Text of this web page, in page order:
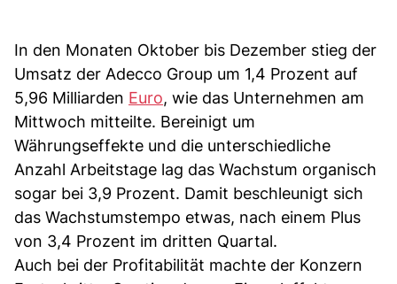
In den Monaten Oktober bis Dezember stieg der
Umsatz der Adecco Group um 1,4 Prozent auf
5,96 Milliarden Euro, wie das Unternehmen am
Mittwoch mitteilte. Bereinigt um
Währungseffekte und die unterschiedliche
Anzahl Arbeitstage lag das Wachstum organisch
sogar bei 3,9 Prozent. Damit beschleunigt sich
das Wachstumstempo etwas, nach einem Plus
von 3,4 Prozent im dritten Quartal.
Auch bei der Profitabilität machte der Konzern